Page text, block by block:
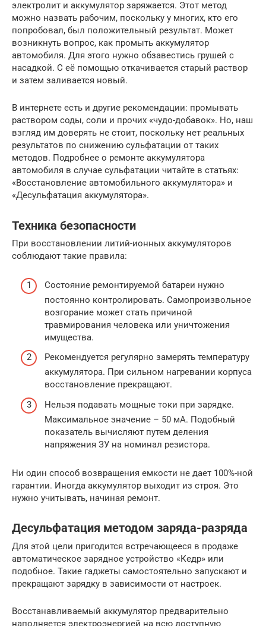
электролит и аккумулятор заряжается. Этот метод
можно назвать рабочим, поскольку у многих, кто его
попробовал, был положительный результат. Может
возникнуть вопрос, как промыть аккумулятор
автомобиля. Для этого нужно обзавестись грушей с
насадкой. С её помощью откачивается старый раствор
и затем заливается новый.
В интернете есть и другие рекомендации: промывать
раствором соды, соли и прочих «чудо-добавок». Но, наш
взгляд им доверять не стоит, поскольку нет реальных
результатов по снижению сульфатации от таких
методов. Подробнее о ремонте аккумулятора
автомобиля в случае сульфатации читайте в статьях:
«Восстановление автомобильного аккумулятора» и
«Десульфатация аккумулятора».
Техника безопасности
При восстановлении литий-ионных аккумуляторов
соблюдают такие правила:
Состояние ремонтируемой батареи нужно
постоянно контролировать. Самопроизвольное
возгорание может стать причиной
травмирования человека или уничтожения
имущества.
Рекомендуется регулярно замерять температуру
аккумулятора. При сильном нагревании корпуса
восстановление прекращают.
Нельзя подавать мощные токи при зарядке.
Максимальное значение – 50 мА. Подобный
показатель вычисляют путем деления
напряжения ЗУ на номинал резистора.
Ни один способ возвращения емкости не дает 100%-ной
гарантии. Иногда аккумулятор выходит из строя. Это
нужно учитывать, начиная ремонт.
Десульфатация методом заряда-разряда
Для этой цели пригодится встречающееся в продаже
автоматическое зарядное устройство «Кедр» или
подобное. Такие гаджеты самостоятельно запускают и
прекращают зарядку в зависимости от настроек.
Восстанавливаемый аккумулятор предварительно
наполняется электроэнергией на всю доступную